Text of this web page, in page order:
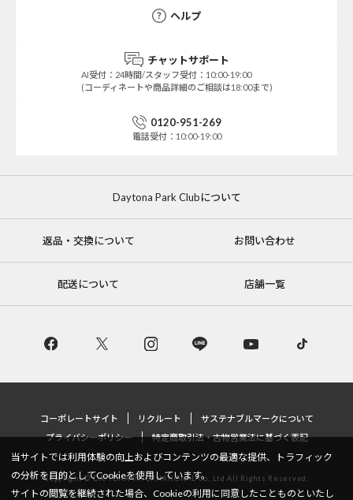
ヘルプ
チャットサポート
AI受付：24時間/スタッフ受付：10:00-19:00
(コーディネートや商品詳細のご相談は18:00まで)
0120-951-269
電話受付：10:00-19:00
Daytona Park Clubについて
返品・交換について お問い合わせ
配送について 店舗一覧
コーポレートサイト リクルート
サステナブルマークについて
プライバシーポリシー
特定商取引法・古物営業法に基づく表記
Copyright © DAYTONA INTERNATIONAL Co.,Ltd All Rights Reserved.
当サイトでは利用体験の向上およびコンテンツの最適な提供、トラフィック
の分析を目的としてCookieを使用しています。
サイトの閲覧を継続された場合、Cookieの利用に同意したことものといたし